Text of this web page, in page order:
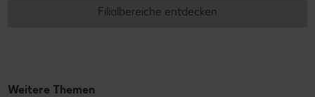
Filialbereiche entdecken
Weitere Themen